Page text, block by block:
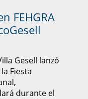
FEHGRA
Gesell lanzó
Fiesta
durante el